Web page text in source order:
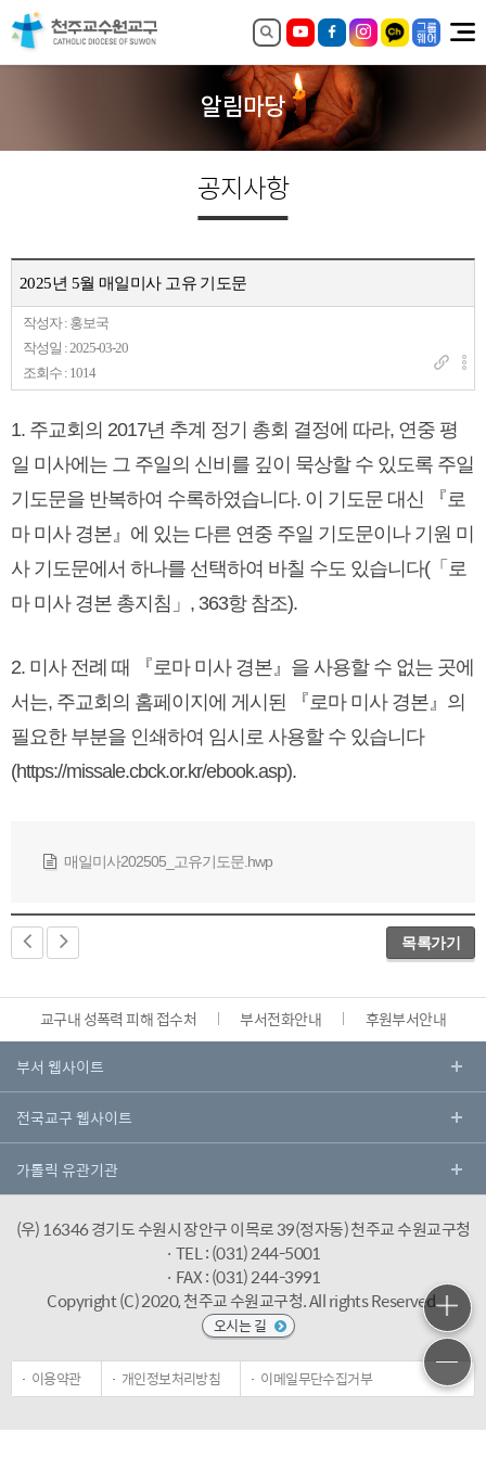
알림마당
공지사항
2025년 5월 매일미사 고유 기도문
작성자 : 홍보국
작성일 : 2025-03-20
조회수 : 1014
1. 주교회의 2017년 추계 정기 총회 결정에 따라, 연중 평
일 미사에는 그 주일의 신비를 깊이 묵상할 수 있도록 주일
기도문을 반복하여 수록하였습니다. 이 기도문 대신 『로
마 미사 경본』에 있는 다른 연중 주일 기도문이나 기원 미
사 기도문에서 하나를 선택하여 바칠 수도 있습니다(「로
마 미사 경본 총지침」, 363항 참조).
2. 미사 전례 때 『로마 미사 경본』을 사용할 수 없는 곳에
서는, 주교회의 홈페이지에 게시된 『로마 미사 경본』의
필요한 부분을 인쇄하여 임시로 사용할 수 있습니다
(https://missale.cbck.or.kr/ebook.asp).
매일미사202505_고유기도문.hwp
목록가기
교구내 성폭력 피해 접수처 부서전화안내 후원부서안내
(우) 16346 경기도 수원시 장안구 이목로 39(정자동) 천주교 수원교구청
· TEL : (031) 244-5001
· FAX : (031) 244-3991
Copyright (C) 2020, 천주교 수원교구청.All rights Reserved.
오시는 길
이용약관 개인정보처리방침 이메일무단수집거부